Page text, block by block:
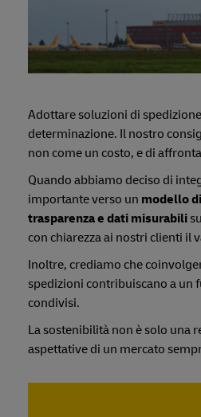
Adottare soluzioni di
determinazione. Il nostro
non come un costo, e di
Quando abbiamo deciso di
importante verso un modello
trasparenza e dati misurabili
con chiarezza ai nostri clienti il
Inoltre, crediamo che
spedizioni contribuiscano a un
condivisi.
La sostenibilità non è solo una
aspettative di un mercato